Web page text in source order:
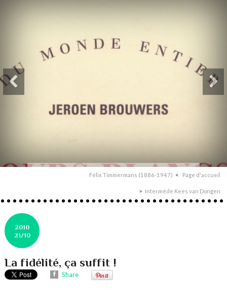
Félix Timmermans (1886-1947) Page d'accueil
Intermède Kees van Dongen
2010
21/10
La fidélité, ça suffit !
Share